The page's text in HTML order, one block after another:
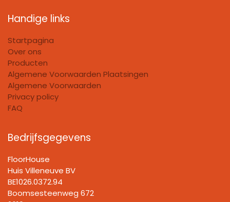
Handige links
Startpagina
Over ons
Producten
Algemene Voorwaarden Plaatsingen
Algemene Voorwaarden
Privacy policy
FAQ
Bedrijfsgegevens
FloorHouse
Huis Villeneuve BV​
BE1026.0372.94
Boomsesteenweg 672